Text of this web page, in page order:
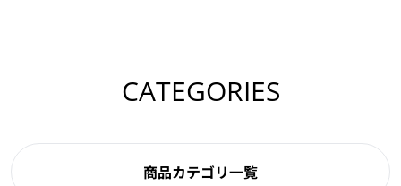
CATEGORIES
商品カテゴリ一覧